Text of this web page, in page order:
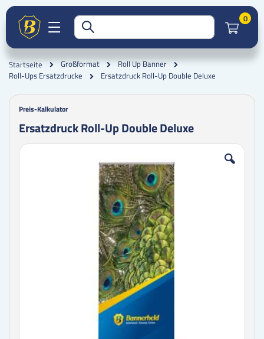
0
Startseite Großformat
Roll Up Banner
Roll-Ups Ersatzdrucke
Ersatzdruck Roll-Up Double Deluxe
Preis-Kalkulator
Ersatzdruck Roll-Up Double Deluxe
Zum
Zum